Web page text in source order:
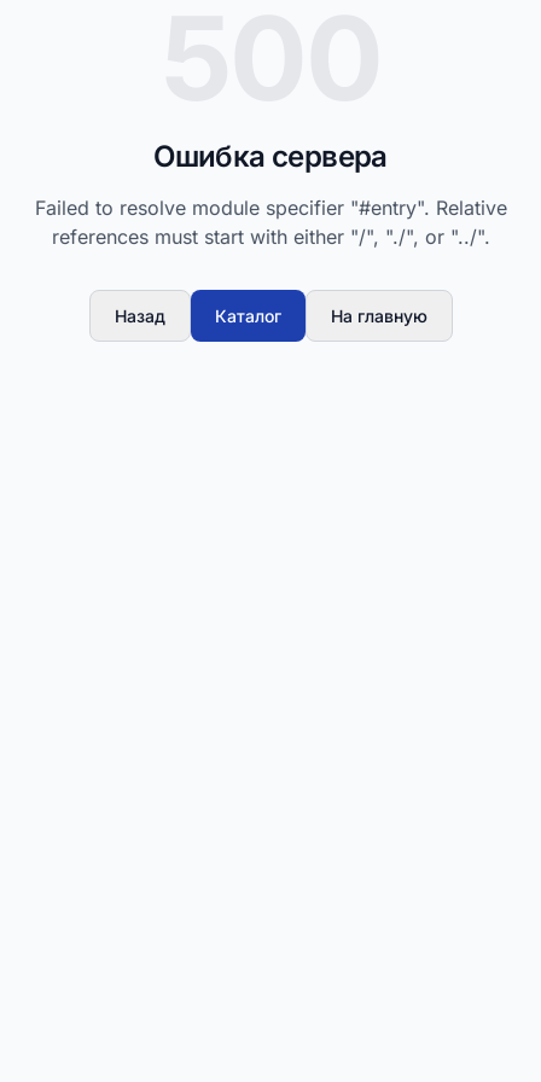
Ошибка сервера
Failed to resolve module specifier "#entry". Relative
references must start with either "/", "./", or "../".
Назад Каталог На главную